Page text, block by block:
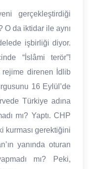
gerçekleştirdiği
O da iktidar ile aynı
işbirliği diyor.
“İslâmi terör”!
rejime direnen İdlib
16 Eylül’de
Türkiye adına
mı? Yaptı. CHP
kurması gerektiğini
yanında oturan
mı? Peki,